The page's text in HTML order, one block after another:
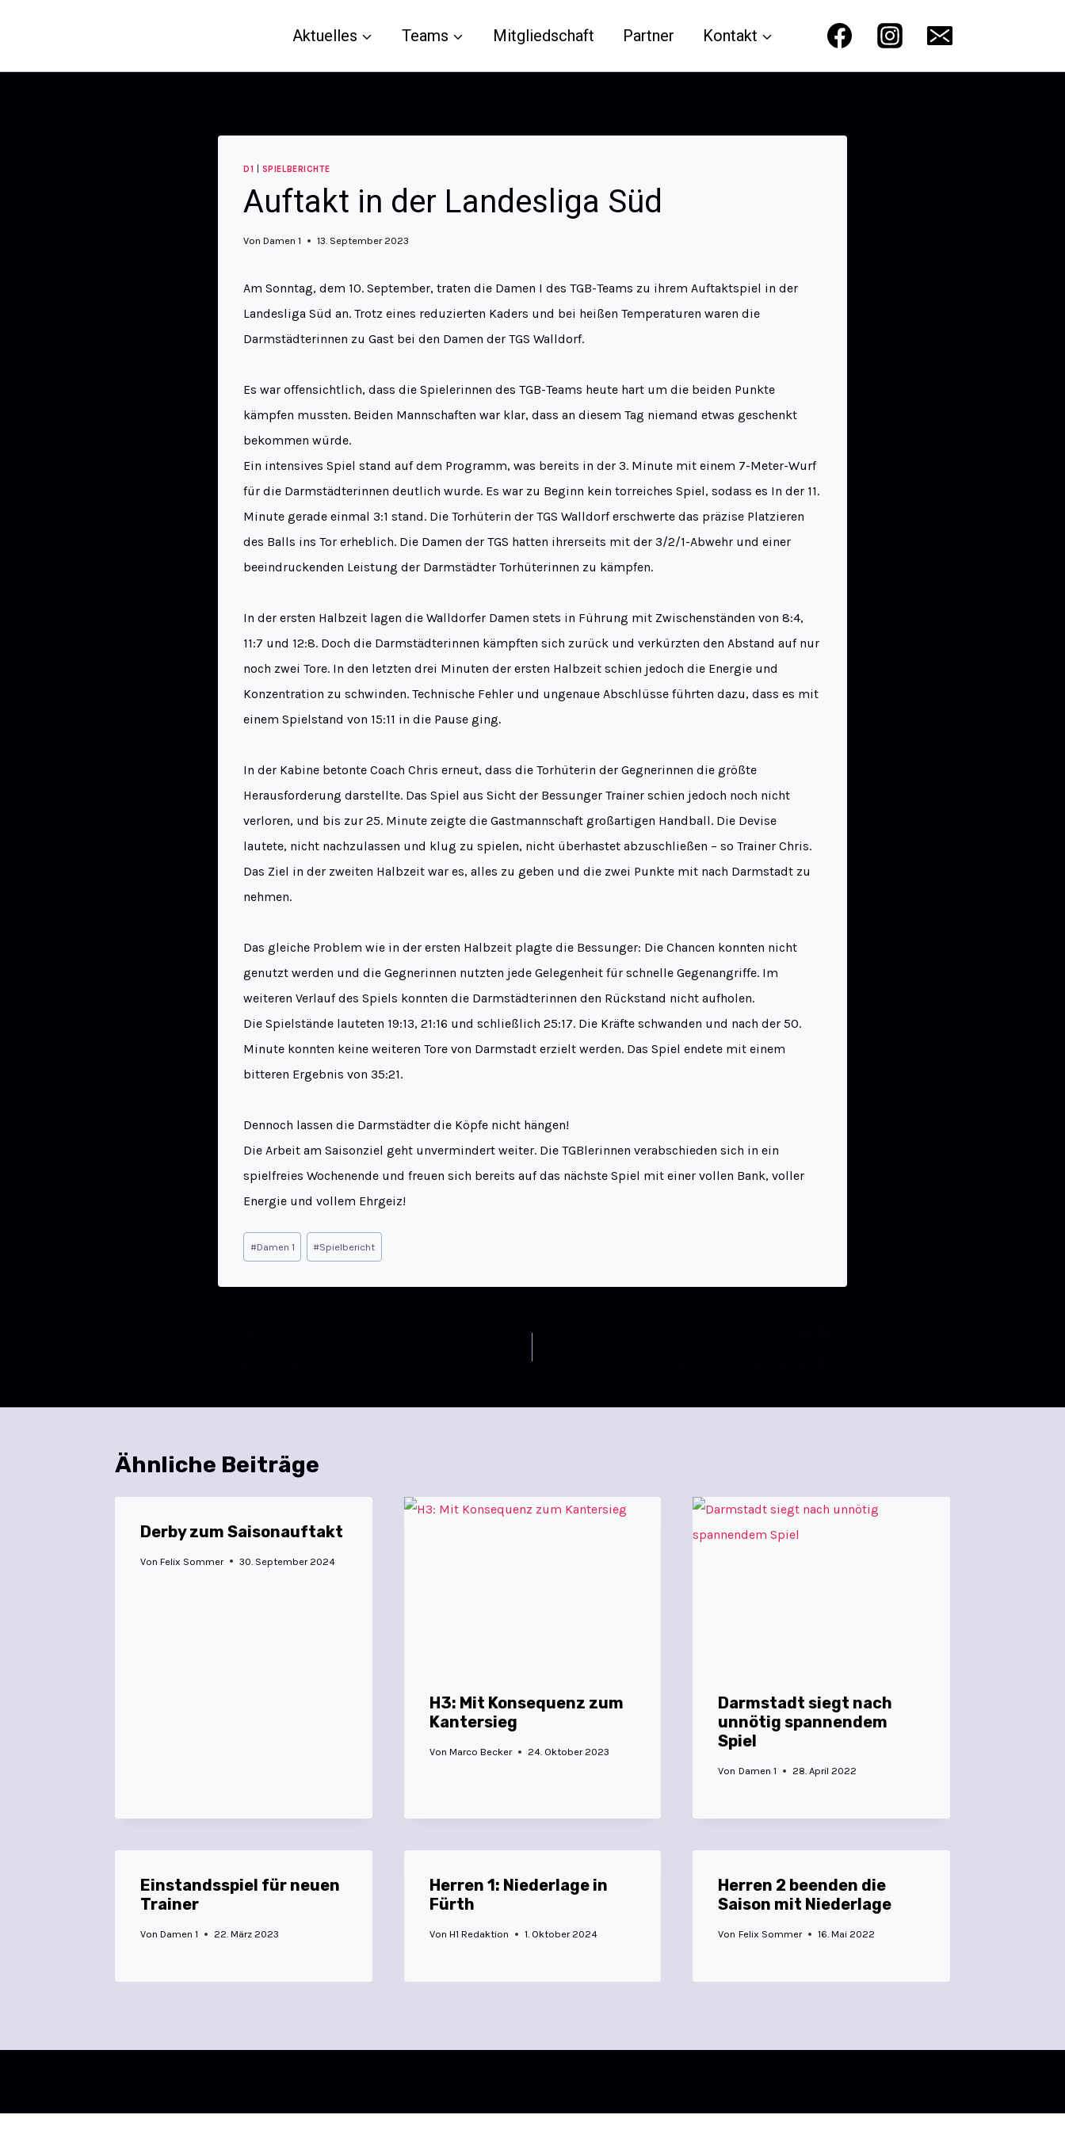
Aktuelles Teams Mitgliedschaft Partner Kontakt
D1 SPIELBERICHTE
Auftakt in der Landesliga Süd
Von Damen 1 13. September 2023
Am Sonntag, dem 10. September, traten die Damen I des TGB-Teams zu ihrem Auftaktspiel in der
Landesliga Süd an. Trotz eines reduzierten Kaders und bei heißen Temperaturen waren die
Darmstädterinnen zu Gast bei den Damen der TGS Walldorf.
Es war offensichtlich, dass die Spielerinnen des TGB-Teams heute hart um die beiden Punkte
kämpfen mussten. Beiden Mannschaften war klar, dass an diesem Tag niemand etwas geschenkt
bekommen würde.
Ein intensives Spiel stand auf dem Programm, was bereits in der 3. Minute mit einem 7-Meter-Wurf
für die Darmstädterinnen deutlich wurde. Es war zu Beginn kein torreiches Spiel, sodass es In der 11.
Minute gerade einmal 3:1 stand. Die Torhüterin der TGS Walldorf erschwerte das präzise Platzieren
des Balls ins Tor erheblich. Die Damen der TGS hatten ihrerseits mit der 3/2/1-Abwehr und einer
beeindruckenden Leistung der Darmstädter Torhüterinnen zu kämpfen.
In der ersten Halbzeit lagen die Walldorfer Damen stets in Führung mit Zwischenständen von 8:4,
11:7 und 12:8. Doch die Darmstädterinnen kämpften sich zurück und verkürzten den Abstand auf nur
noch zwei Tore. In den letzten drei Minuten der ersten Halbzeit schien jedoch die Energie und
Konzentration zu schwinden. Technische Fehler und ungenaue Abschlüsse führten dazu, dass es mit
einem Spielstand von 15:11 in die Pause ging.
In der Kabine betonte Coach Chris erneut, dass die Torhüterin der Gegnerinnen die größte
Herausforderung darstellte. Das Spiel aus Sicht der Bessunger Trainer schien jedoch noch nicht
verloren, und bis zur 25. Minute zeigte die Gastmannschaft großartigen Handball. Die Devise
lautete, nicht nachzulassen und klug zu spielen, nicht überhastet abzuschließen – so Trainer Chris.
Das Ziel in der zweiten Halbzeit war es, alles zu geben und die zwei Punkte mit nach Darmstadt zu
nehmen.
Das gleiche Problem wie in der ersten Halbzeit plagte die Bessunger: Die Chancen konnten nicht
genutzt werden und die Gegnerinnen nutzten jede Gelegenheit für schnelle Gegenangriffe. Im
weiteren Verlauf des Spiels konnten die Darmstädterinnen den Rückstand nicht aufholen.
Die Spielstände lauteten 19:13, 21:16 und schließlich 25:17. Die Kräfte schwanden und nach der 50.
Minute konnten keine weiteren Tore von Darmstadt erzielt werden. Das Spiel endete mit einem
bitteren Ergebnis von 35:21.
Dennoch lassen die Darmstädter die Köpfe nicht hängen!
Die Arbeit am Saisonziel geht unvermindert weiter. Die TGBlerinnen verabschieden sich in ein
spielfreies Wochenende und freuen sich bereits auf das nächste Spiel mit einer vollen Bank, voller
Energie und vollem Ehrgeiz!
#Damen 1 #Spielbericht
Ähnliche Beiträge
Derby zum Saisonauftakt
Von Felix Sommer 30. September 2024
H3: Mit Konsequenz zum
Kantersieg
Von Marco Becker 24. Oktober 2023
Darmstadt siegt nach
unnötig spannendem
Spiel
Von Damen 1 28. April 2022
Einstandsspiel für neuen
Trainer
Von Damen 1 22. März 2023
Herren 1: Niederlage in
Fürth
Von H1 Redaktion 1. Oktober 2024
Herren 2 beenden die
Saison mit Niederlage
Von Felix Sommer 16. Mai 2022